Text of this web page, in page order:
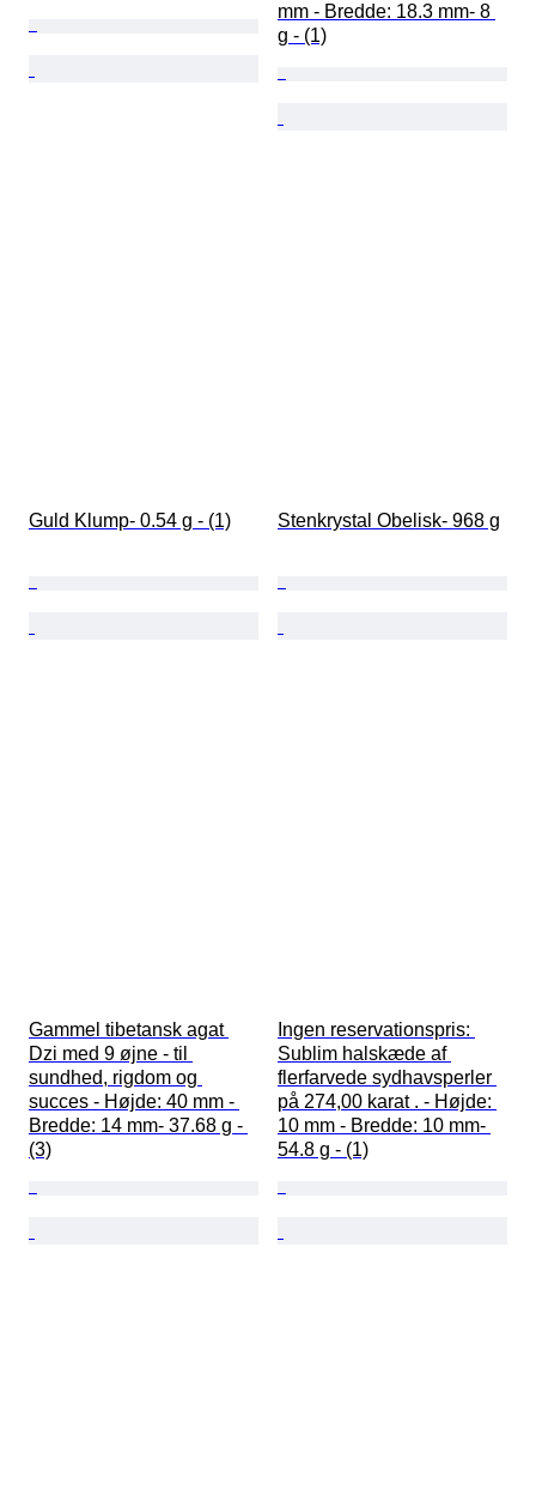
mm - Bredde: 18.3 mm- 8
g - (1)
Guld Klump- 0.54 g - (1) Stenkrystal Obelisk- 968 g
Gammel tibetansk agat
Dzi med 9 øjne - til
sundhed, rigdom og
succes - Højde: 40 mm -
Bredde: 14 mm- 37.68 g -
(3)
Ingen reservationspris:
Sublim halskæde af
flerfarvede sydhavsperler
på 274,00 karat . - Højde:
10 mm - Bredde: 10 mm-
54.8 g - (1)